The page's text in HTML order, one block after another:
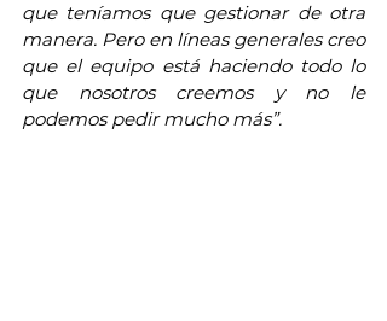
que teníamos que gestionar de otra
manera. Pero en líneas generales creo
que el equipo está haciendo todo lo
que nosotros creemos y no le
podemos pedir mucho más”.